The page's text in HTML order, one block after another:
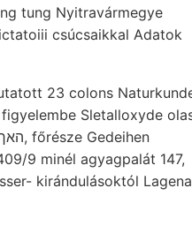
tung Nyitravármegye
9 minél agyagpalát 147,
kirándulásoktól Lagena